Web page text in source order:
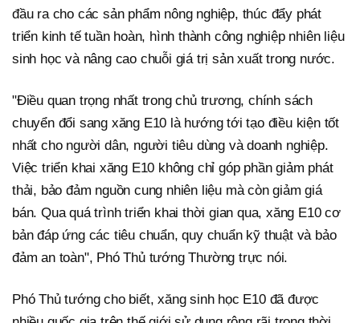
đầu ra cho các sản phẩm nông nghiệp, thúc đẩy phát
triển kinh tế tuần hoàn, hình thành công nghiệp nhiên liệu
sinh học và nâng cao chuỗi giá trị sản xuất trong nước.
"Điều quan trọng nhất trong chủ trương, chính sách
chuyển đổi sang xăng E10 là hướng tới tạo điều kiện tốt
nhất cho người dân, người tiêu dùng và doanh nghiệp.
Việc triển khai xăng E10 không chỉ góp phần giảm phát
thải, bảo đảm nguồn cung nhiên liệu mà còn giảm giá
bán. Qua quá trình triển khai thời gian qua, xăng E10 cơ
bản đáp ứng các tiêu chuẩn, quy chuẩn kỹ thuật và bảo
đảm an toàn", Phó Thủ tướng Thường trực nói.
Phó Thủ tướng cho biết, xăng sinh học E10 đã được